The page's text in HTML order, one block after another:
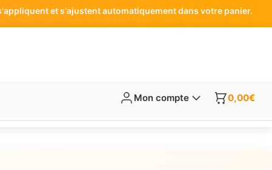
et s'ajustent automatiquement dans votre panier.
Mon compte 0,00€